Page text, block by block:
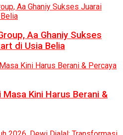
Aa Ghaniy Sukses
di Usia Belia
Masa Kini Harus Berani &